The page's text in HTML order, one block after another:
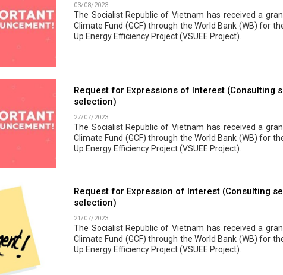
03/08/2023
The Socialist Republic of Vietnam has received a
Climate Fund (GCF) through the World Bank (WB) for
Up Energy Efficiency Project (VSUEE Project).
Request for Expressions of Interest (Consulting
selection)
27/07/2023
The Socialist Republic of Vietnam has received a
Climate Fund (GCF) through the World Bank (WB) for
Up Energy Efficiency Project (VSUEE Project).
​Request for Expression of Interest (Consulting
selection)
21/07/2023
The Socialist Republic of Vietnam has received a
Climate Fund (GCF) through the World Bank (WB) for
Up Energy Efficiency Project (VSUEE Project).